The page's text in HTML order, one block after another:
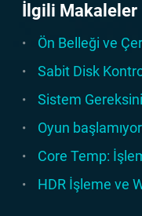
İlgili Makaleler
Ön Belleği ve
Sabit Disk
Sistem
Oyun
Core Temp:
HDR İşleme ve